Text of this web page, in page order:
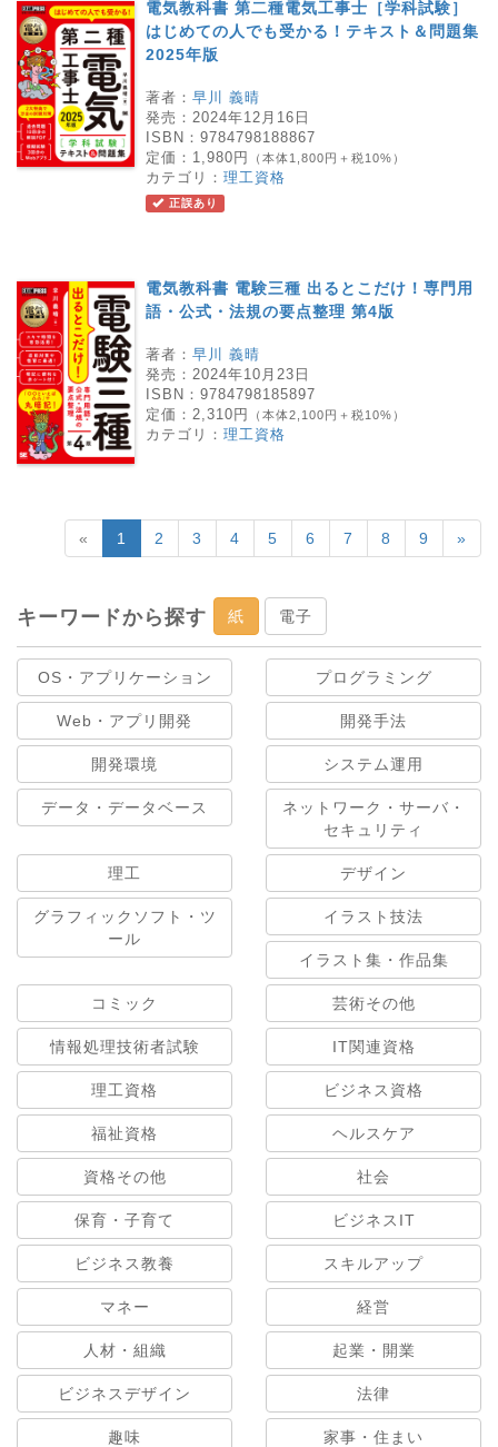
電気教科書 第二種電気工事士［学科試験］
はじめての人でも受かる！テキスト＆問題集
2025年版
著者： 早川 義晴
発売： 2024年12月16日
ISBN： 9784798188867
定価： 1,980円 （本体1,800円＋税10%）
カテゴリ： 理工資格
正誤あり
電気教科書 電験三種 出るとこだけ！専門用
語・公式・法規の要点整理 第4版
著者： 早川 義晴
発売： 2024年10月23日
ISBN： 9784798185897
定価： 2,310円 （本体2,100円＋税10%）
カテゴリ： 理工資格
« 1 2 3 4 5 6 7 8 9 »
キーワードから探す 紙 電子
OS・アプリケーション プログラミング
Web・アプリ開発 開発手法
開発環境 システム運用
データ・データベース
ネットワーク・サーバ・
セキュリティ
理工 デザイン
グラフィックソフト・ツ
ール
イラスト技法
イラスト集・作品集
コミック 芸術その他
情報処理技術者試験 IT関連資格
理工資格 ビジネス資格
福祉資格 ヘルスケア
資格その他 社会
保育・子育て ビジネスIT
ビジネス教養 スキルアップ
マネー 経営
人材・組織 起業・開業
ビジネスデザイン 法律
趣味 家事・住まい